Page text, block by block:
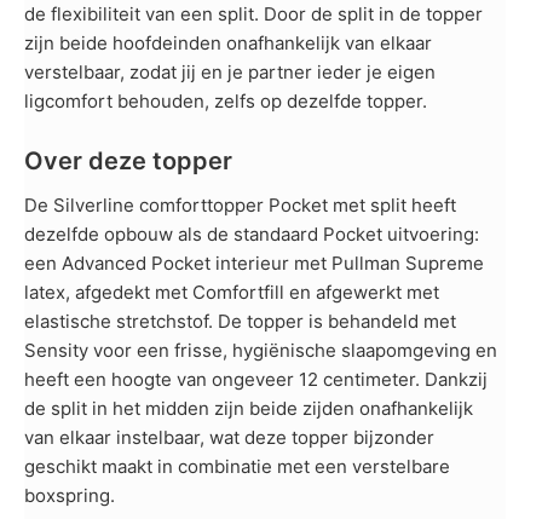
de flexibiliteit van een split. Door de split in de topper
zijn beide hoofdeinden onafhankelijk van elkaar
verstelbaar, zodat jij en je partner ieder je eigen
ligcomfort behouden, zelfs op dezelfde topper.
Over deze topper
De Silverline comforttopper Pocket met split heeft
dezelfde opbouw als de standaard Pocket uitvoering:
een Advanced Pocket interieur met Pullman Supreme
latex, afgedekt met Comfortfill en afgewerkt met
elastische stretchstof. De topper is behandeld met
Sensity voor een frisse, hygiënische slaapomgeving en
heeft een hoogte van ongeveer 12 centimeter. Dankzij
de split in het midden zijn beide zijden onafhankelijk
van elkaar instelbaar, wat deze topper bijzonder
geschikt maakt in combinatie met een verstelbare
boxspring.